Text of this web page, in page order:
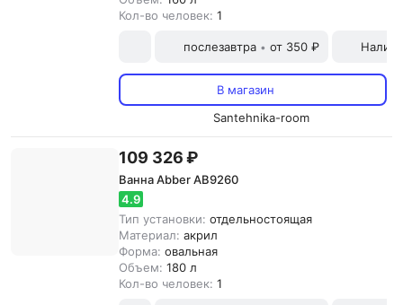
Кол-во человек: 1
послезавтра • от 350 ₽
В магазин
Santehnika-room
109 326 ₽
Ванна Abber AB9260
4.9
Тип установки: отдельностоящая
Материал: акрил
Форма: овальная
Объем: 180 л
Кол-во человек: 1